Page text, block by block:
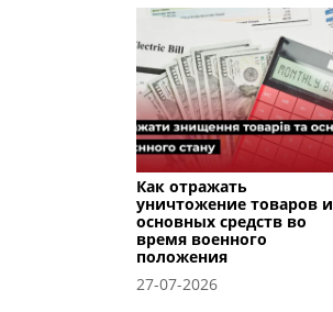
Как отражать
уничтожение товаров и
основных средств во
время военного
положения
27-07-2026